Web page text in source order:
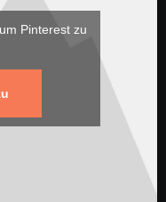
Pinterest zu